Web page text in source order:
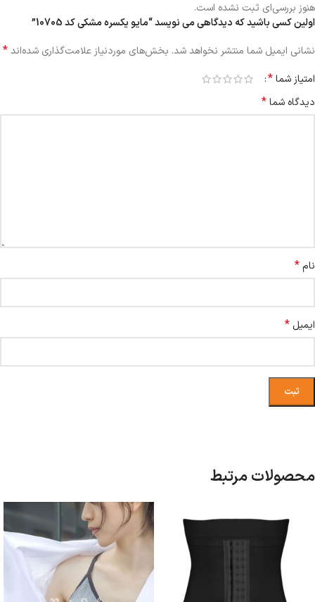
هنوز بررسی‌ای ثبت نشده است.
اولین کسی باشید که دیدگاهی می نویسد “مایو یکسره مشکی کد 10705”
نشانی ایمیل شما منتشر نخواهد شد. بخش‌های موردنیاز علامت‌گذاری شده‌اند*
امتیاز شما*
دیدگاه شما*
نام*
ایمیل *
محصولات مرتبط